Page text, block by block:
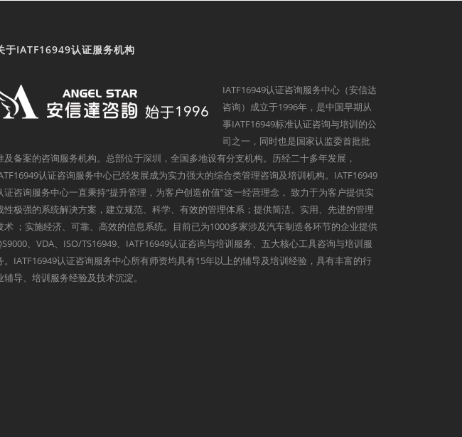
于IATF16949认证服务机构
IATF16949认证咨询服务中心（安信达
咨询）成立于1996年，是中国早期从
事IATF16949标准认证咨询与培训的公
司之一，同时也是国家认监委首批批
及备案的咨询服务机构。总部位于深圳，全国多地设有分支机构。历经二十多年发展，
认证咨询服务中心已经发展成为实力强大的综合类管理咨询及培训机构。IATF16949
证咨询服务中心一直秉持“提升管理，为客户创造价值”这一经营理念， 致力于为客户提供实
性极强的系统解决方案，建立规范、科学、有效的管理体系；提供简洁、实用、先进的管理
术 ；实施经济、可靠、高效的信息系统。目前已为1000多家涉及汽车制造各环节的企业提供
、VDA、ISO/TS16949、IATF16949认证咨询与培训服务、五大核心工具咨询与培训服
。IATF16949认证咨询服务中心所有师资均具有15年以上的辅导及培训经验，具有丰富的行
辅导、培训服务经验及技术沉淀。